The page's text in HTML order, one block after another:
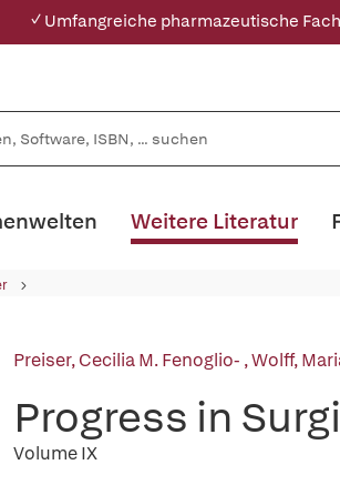
✓ Umfangreiche pharmazeutische
Weitere Literatur
Preiser, Cecilia M. Fenoglio- ,Wolff,
Progress in
Volume IX